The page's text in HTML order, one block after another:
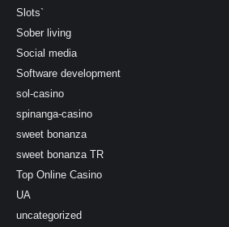
Slots`
Sober living
Social media
Software development
sol-casino
spinanga-casino
sweet bonanza
sweet bonanza TR
Top Online Casino
UA
uncategorized